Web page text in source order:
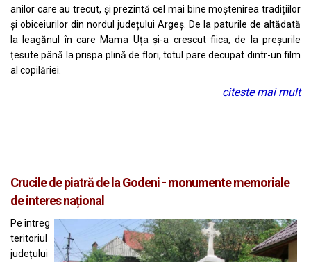
anilor care au trecut, și prezintă cel mai bine moștenirea tradițiilor
și obiceiurilor din nordul județului Argeș. De la paturile de altădată
la leagănul în care Mama Uța și-a crescut fiica, de la preșurile
țesute până la prispa plină de flori, totul pare decupat dintr-un film
al copilăriei.
citeste mai mult
Crucile de piatră de la Godeni - monumente memoriale
de interes național
Pe întreg
teritoriul
județului